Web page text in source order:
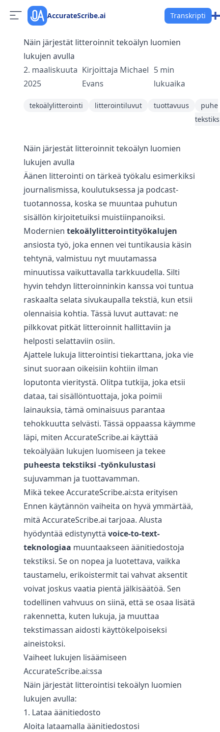
AccurateScribe.ai Transkripti
Näin järjestät litteroinnit tekoälyn luomien
lukujen avulla
2. maaliskuuta
2025
Kirjoittaja Michael
Evans
5 min
lukuaika
tekoälylitterointi litterointiluvut tuottavuus
puhe
Näin järjestät litteroinnit tekoälyn luomien
lukujen avulla
Äänen litterointi on tärkeä työkalu esimerkiksi
journalismissa, koulutuksessa ja podcast-
tuotannossa, koska se muuntaa puhutun
sisällön kirjoitetuiksi muistiinpanoiksi.
Modernien tekoälylitterointityökalujen
ansiosta työ, joka ennen vei tuntikausia käsin
tehtynä, valmistuu nyt muutamassa
minuutissa vaikuttavalla tarkkuudella. Silti
hyvin tehdyn litteroinninkin kanssa voi tuntua
raskaalta selata sivukaupalla tekstiä, kun etsii
olennaisia kohtia. Tässä luvut auttavat: ne
pilkkovat pitkät litteroinnit hallittaviin ja
helposti selattaviin osiin.
Ajattele lukuja litterointisi tiekarttana, joka vie
sinut suoraan oikeisiin kohtiin ilman
loputonta vieritystä. Olitpa tutkija, joka etsii
dataa, tai sisällöntuottaja, joka poimii
lainauksia, tämä ominaisuus parantaa
tehokkuutta selvästi. Tässä oppaassa käymme
läpi, miten AccurateScribe.ai käyttää
tekoälyään lukujen luomiseen ja tekee
puheesta tekstiksi -työnkulustasi
sujuvamman ja tuottavamman.
Mikä tekee AccurateScribe.ai:sta erityisen
Ennen käytännön vaiheita on hyvä ymmärtää,
mitä AccurateScribe.ai tarjoaa. Alusta
hyödyntää edistynyttä voice-to-text-
teknologiaa muuntaakseen äänitiedostoja
tekstiksi. Se on nopea ja luotettava, vaikka
taustamelu, erikoistermit tai vahvat aksentit
voivat joskus vaatia pientä jälkisäätöä. Sen
todellinen vahvuus on siinä, että se osaa lisätä
rakennetta, kuten lukuja, ja muuttaa
tekstimassan aidosti käyttökelpoiseksi
aineistoksi.
Vaiheet lukujen lisäämiseen
AccurateScribe.ai:ssa
Näin järjestät litterointisi tekoälyn luomien
lukujen avulla:
1. Lataa äänitiedosto
Aloita lataamalla äänitiedostosi